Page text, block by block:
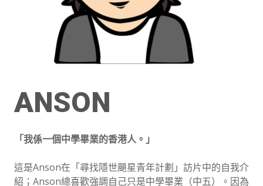
ANSON
「我係一個中學畢業的香港人。」
這是Anson在「尋找隱世颶星青年計劃」訪片中的自我介
紹；Anson總喜歡強調自己只是中學畢業（中五）。因為